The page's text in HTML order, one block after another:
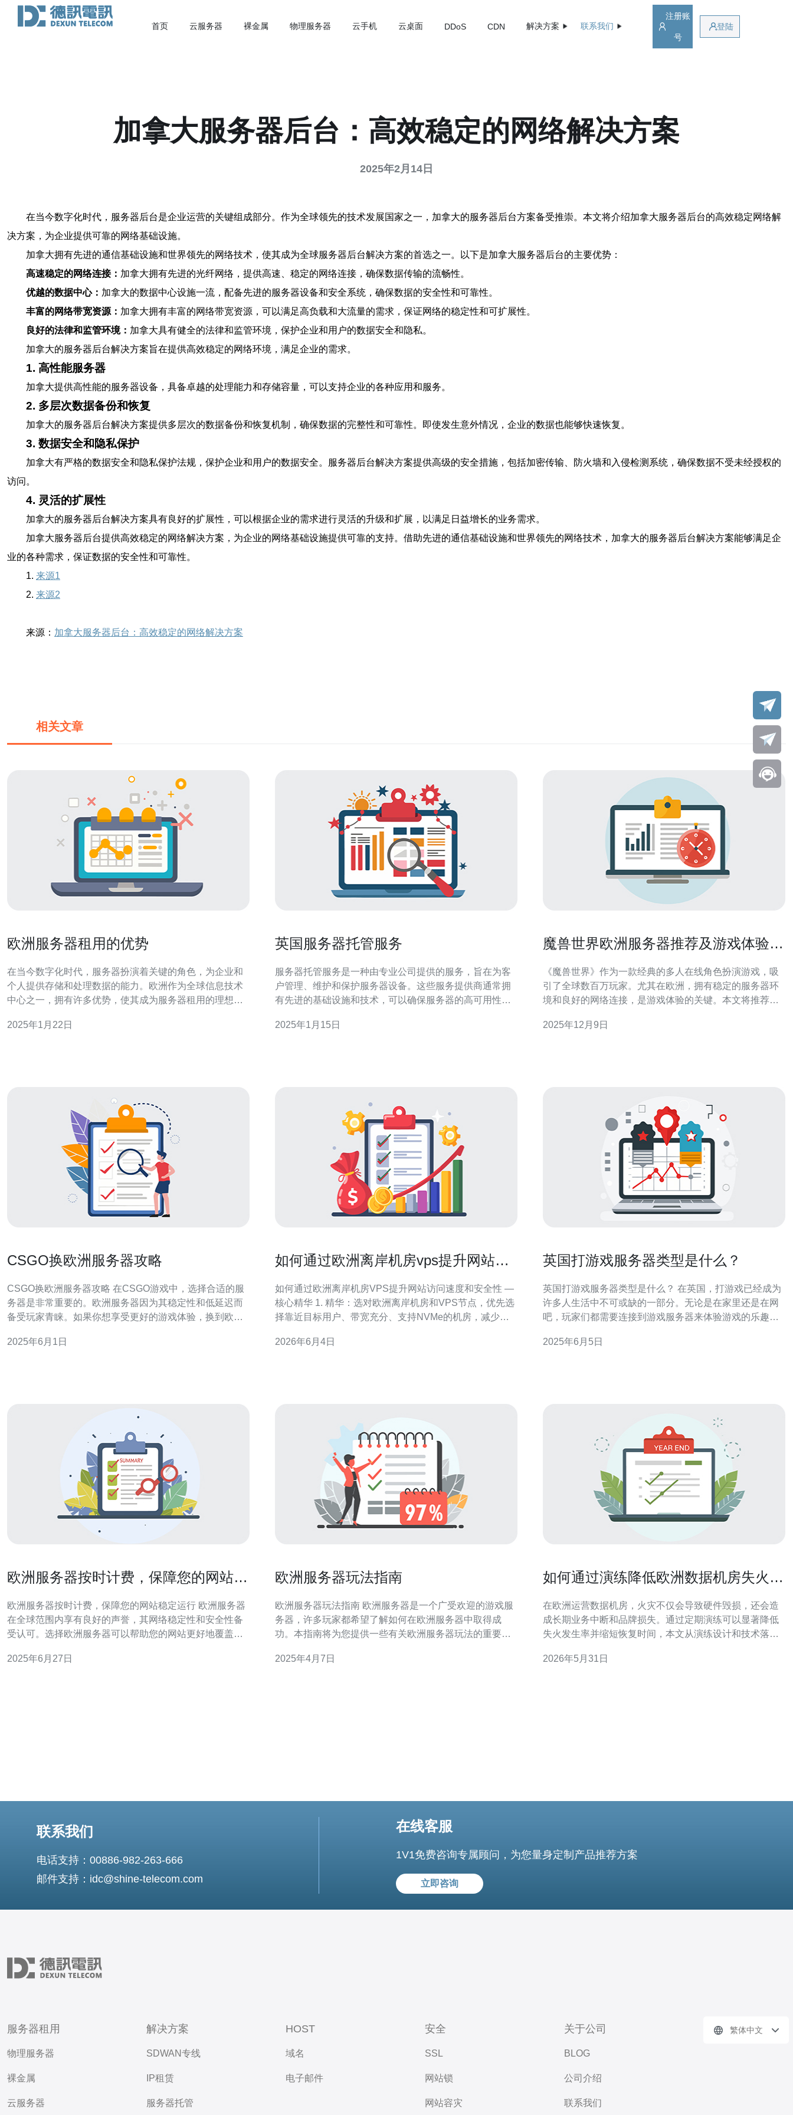
首页 云服务器 裸金属 物理服务器 云手机 云桌面 DDoS CDN 解决方案 联系我们
注册账
号
登陆
加拿大服务器后台：高效稳定的网络解决方案
2025年2月14日
在当今数字化时代，服务器后台是企业运营的关键组成部分。作为全球领先的技术发展国家之一，加拿大的服务器后台方案备受推崇。本文将介绍加拿大服务器后台的高效稳定网络解
决方案，为企业提供可靠的网络基础设施。
加拿大拥有先进的通信基础设施和世界领先的网络技术，使其成为全球服务器后台解决方案的首选之一。以下是加拿大服务器后台的主要优势：
高速稳定的网络连接： 加拿大拥有先进的光纤网络，提供高速、稳定的网络连接，确保数据传输的流畅性。
优越的数据中心： 加拿大的数据中心设施一流，配备先进的服务器设备和安全系统，确保数据的安全性和可靠性。
丰富的网络带宽资源： 加拿大拥有丰富的网络带宽资源，可以满足高负载和大流量的需求，保证网络的稳定性和可扩展性。
良好的法律和监管环境： 加拿大具有健全的法律和监管环境，保护企业和用户的数据安全和隐私。
加拿大的服务器后台解决方案旨在提供高效稳定的网络环境，满足企业的需求。
1. 高性能服务器
加拿大提供高性能的服务器设备，具备卓越的处理能力和存储容量，可以支持企业的各种应用和服务。
2. 多层次数据备份和恢复
加拿大的服务器后台解决方案提供多层次的数据备份和恢复机制，确保数据的完整性和可靠性。即使发生意外情况，企业的数据也能够快速恢复。
3. 数据安全和隐私保护
加拿大有严格的数据安全和隐私保护法规，保护企业和用户的数据安全。服务器后台解决方案提供高级的安全措施，包括加密传输、防火墙和入侵检测系统，确保数据不受未经授权的
访问。
4. 灵活的扩展性
加拿大的服务器后台解决方案具有良好的扩展性，可以根据企业的需求进行灵活的升级和扩展，以满足日益增长的业务需求。
加拿大服务器后台提供高效稳定的网络解决方案，为企业的网络基础设施提供可靠的支持。借助先进的通信基础设施和世界领先的网络技术，加拿大的服务器后台解决方案能够满足企
业的各种需求，保证数据的安全性和可靠性。
1. 来源1
2. 来源2
来源： 加拿大服务器后台：高效稳定的网络解决方案
相关文章
欧洲服务器租用的优势
在当今数字化时代，服务器扮演着关键的角色，为企业和
个人提供存储和处理数据的能力。欧洲作为全球信息技术
中心之一，拥有许多优势，使其成为服务器租用的理想选
网络连接、数据隐私保护和服务质量。 欧洲作为一个大
2025年1月22日
英国服务器托管服务
服务器托管服务是一种由专业公司提供的服务，旨在为客
户管理、维护和保护服务器设备。这些服务提供商通常拥
有先进的基础设施和技术，可以确保服务器的高可用性和
地理位置优势：英国位于欧洲中心，具有良好的地理位置
2025年1月15日
魔兽世界欧洲服务器推荐及游戏体验分
《魔兽世界》作为一款经典的多人在线角色扮演游戏，吸
引了全球数百万玩家。尤其在欧洲，拥有稳定的服务器环
境和良好的网络连接，是游戏体验的关键。本文将推荐几
验。 首先，选择服务器时需要考虑几个重要因素，包括延
2025年12月9日
CSGO换欧洲服务器攻略
CSGO换欧洲服务器攻略 在CSGO游戏中，选择合适的服
务器是非常重要的。欧洲服务器因为其稳定性和低延迟而
备受玩家青睐。如果你想享受更好的游戏体验，换到欧洲
2025年6月1日
如何通过欧洲离岸机房vps提升网站访
如何通过欧洲离岸机房VPS提升网站访问速度和安全性 —
核心精华 1. 精华：选对欧洲离岸机房和VPS节点，优先选
择靠近目标用户、带宽充分、支持NVMe的机房，减少网
（如Redis、Varnish），实现冷热分离，显著提升网站访
2026年6月4日
英国打游戏服务器类型是什么？
英国打游戏服务器类型是什么？ 在英国，打游戏已经成为
许多人生活中不可或缺的一部分。无论是在家里还是在网
吧，玩家们都需要连接到游戏服务器来体验游戏的乐趣。
细介绍。 1. 公共服务器 公共服务器是最常见的游戏服务器
2025年6月5日
欧洲服务器按时计费，保障您的网站稳
欧洲服务器按时计费，保障您的网站稳定运行 欧洲服务器
在全球范围内享有良好的声誉，其网络稳定性和安全性备
受认可。选择欧洲服务器可以帮助您的网站更好地覆盖欧
费，确保您只需为您使用的资源付费。这样不仅可以避免
2025年6月27日
欧洲服务器玩法指南
欧洲服务器玩法指南 欧洲服务器是一个广受欢迎的游戏服
务器，许多玩家都希望了解如何在欧洲服务器中取得成
功。本指南将为您提供一些有关欧洲服务器玩法的重要信
选择。首先，您需要确定您感兴趣的游戏类型，例如角色
2025年4月7日
如何通过演练降低欧洲数据机房失火发
在欧洲运营数据机房，火灾不仅会导致硬件毁损，还会造
成长期业务中断和品牌损失。通过定期演练可以显著降低
失火发生率并缩短恢复时间，本文从演练设计和技术落地
机和云服务提供商。 首先，建立完整的风险评估和演练计
2026年5月31日
联系我们
电话支持：00886-982-263-666
邮件支持：idc@shine-telecom.com
在线客服
1V1免费咨询专属顾问，为您量身定制产品推荐方案
立即咨询
服务器租用
物理服务器
裸金属
云服务器
解决方案
SDWAN专线
IP租赁
服务器托管
HOST
域名
电子邮件
安全
SSL
网站锁
网站容灾
关于公司
BLOG
公司介绍
联系我们
繁体中文